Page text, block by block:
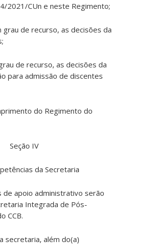
2021/CUn e neste Regimento;
grau de recurso, as decisões da
de recurso, as decisões da
para admissão de discentes
do Regimento do
Seção IV
da Secretaria
de apoio administrativo serão
Integrada de Pós-
CCB.
secretaria, além do(a)